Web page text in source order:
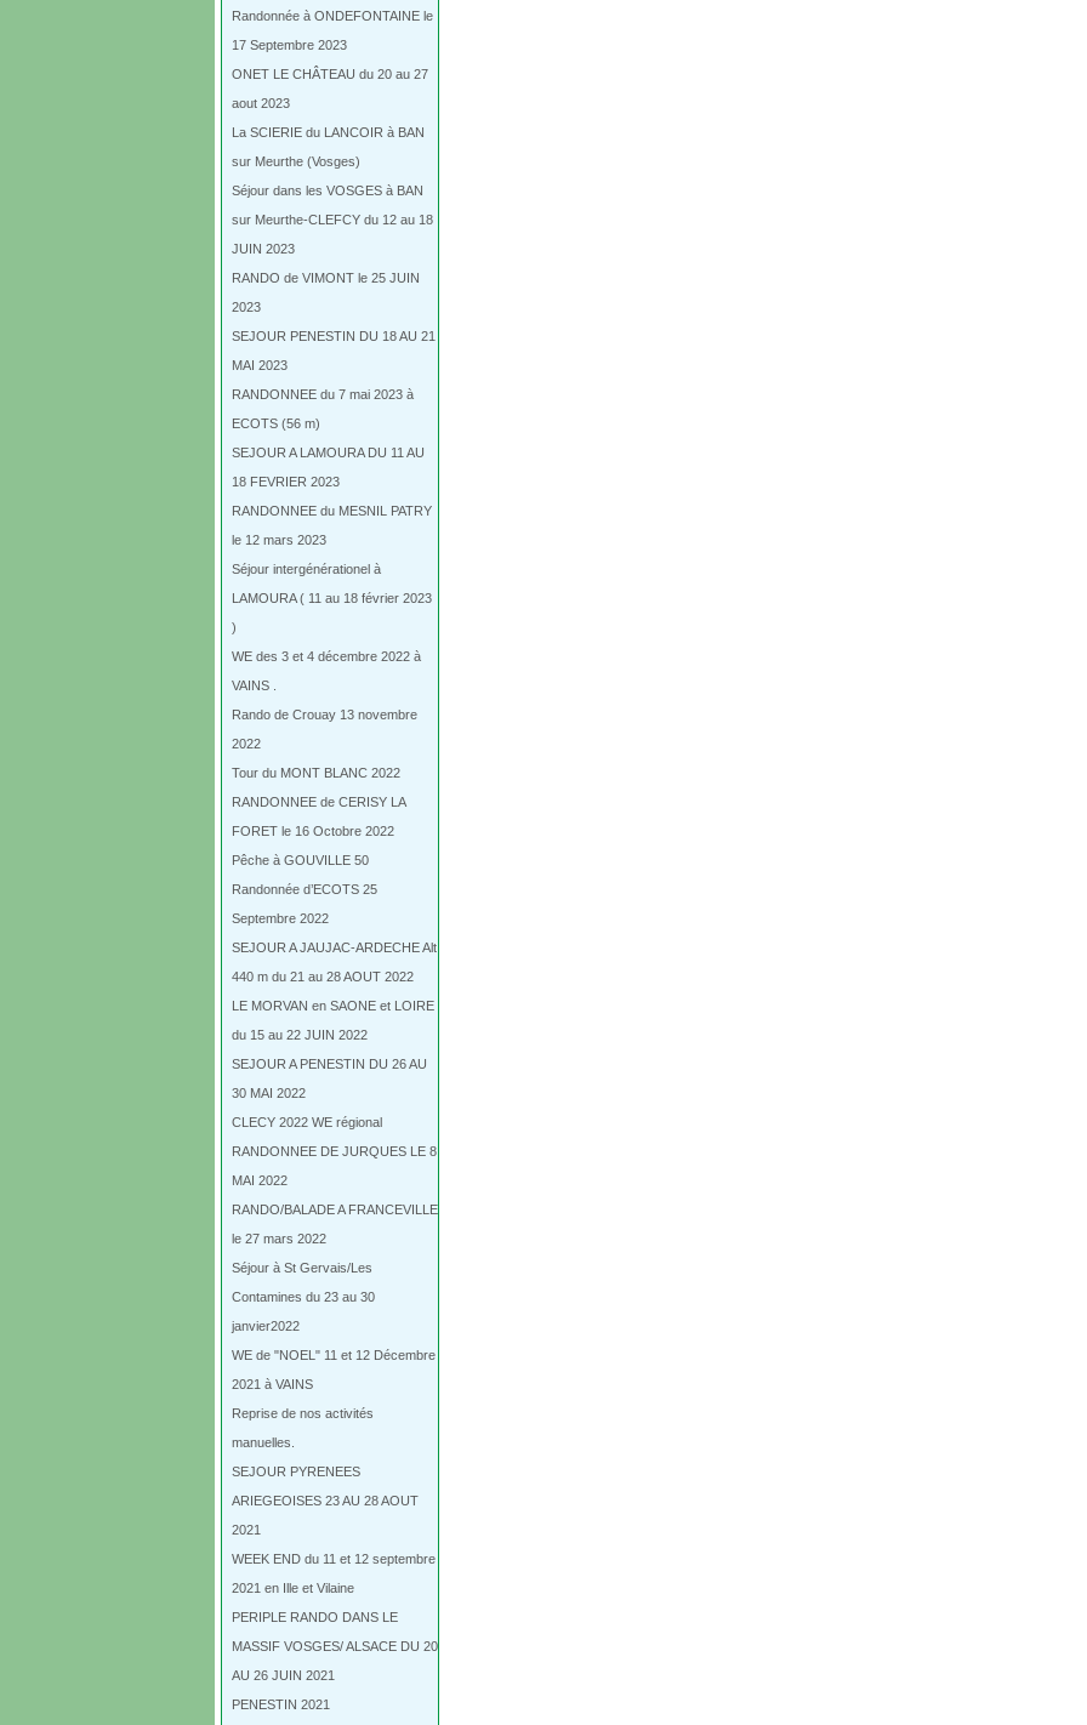
Randonnée à ONDEFONTAINE le
17 Septembre 2023
ONET LE CHÂTEAU du 20 au 27
aout 2023
La SCIERIE du LANCOIR à BAN
sur Meurthe (Vosges)
Séjour dans les VOSGES à BAN
sur Meurthe-CLEFCY du 12 au 18
JUIN 2023
RANDO de VIMONT le 25 JUIN
2023
SEJOUR PENESTIN DU 18 AU 21
MAI 2023
RANDONNEE du 7 mai 2023 à
ECOTS (56 m)
SEJOUR A LAMOURA DU 11 AU
18 FEVRIER 2023
RANDONNEE du MESNIL PATRY
le 12 mars 2023
Séjour intergénérationel à
LAMOURA ( 11 au 18 février 2023
)
WE des 3 et 4 décembre 2022 à
VAINS .
Rando de Crouay 13 novembre
2022
Tour du MONT BLANC 2022
RANDONNEE de CERISY LA
FORET le 16 Octobre 2022
Pêche à GOUVILLE 50
Randonnée d’ECOTS 25
Septembre 2022
SEJOUR A JAUJAC-ARDECHE Alt
440 m du 21 au 28 AOUT 2022
LE MORVAN en SAONE et LOIRE
du 15 au 22 JUIN 2022
SEJOUR A PENESTIN DU 26 AU
30 MAI 2022
CLECY 2022 WE régional
RANDONNEE DE JURQUES LE 8
MAI 2022
RANDO/BALADE A FRANCEVILLE
le 27 mars 2022
Séjour à St Gervais/Les
Contamines du 23 au 30
janvier2022
WE de "NOEL" 11 et 12 Décembre
2021 à VAINS
Reprise de nos activités
manuelles.
SEJOUR PYRENEES
ARIEGEOISES 23 AU 28 AOUT
2021
WEEK END du 11 et 12 septembre
2021 en Ille et Vilaine
PERIPLE RANDO DANS LE
MASSIF VOSGES/ ALSACE DU 20
AU 26 JUIN 2021
PENESTIN 2021